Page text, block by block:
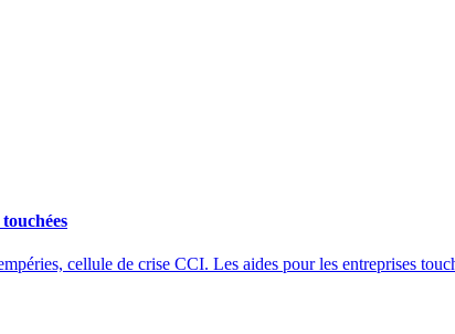
cellule de crise CCI. Les aides pour les entreprises